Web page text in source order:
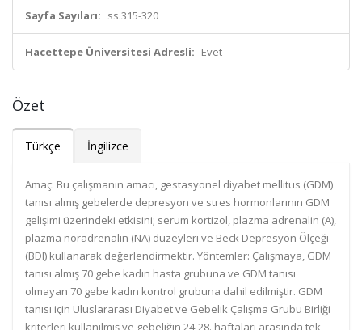
Sayfa Sayıları: ss.315-320
Hacettepe Üniversitesi Adresli: Evet
Özet
Türkçe İngilizce
Amaç: Bu çalışmanın amacı, gestasyonel diyabet mellitus (GDM)
tanısı almış gebelerde depresyon ve stres hormonlarının GDM
gelişimi üzerindeki etkisini; serum kortizol, plazma adrenalin (A),
plazma noradrenalin (NA) düzeyleri ve Beck Depresyon Ölçeği
(BDI) kullanarak değerlendirmektir. Yöntemler: Çalışmaya, GDM
tanısı almış 70 gebe kadın hasta grubuna ve GDM tanısı
olmayan 70 gebe kadın kontrol grubuna dahil edilmiştir. GDM
tanısı için Uluslararası Diyabet ve Gebelik Çalışma Grubu Birliği
kriterleri kullanılmış ve gebeliğin 24-28. haftaları arasında tek